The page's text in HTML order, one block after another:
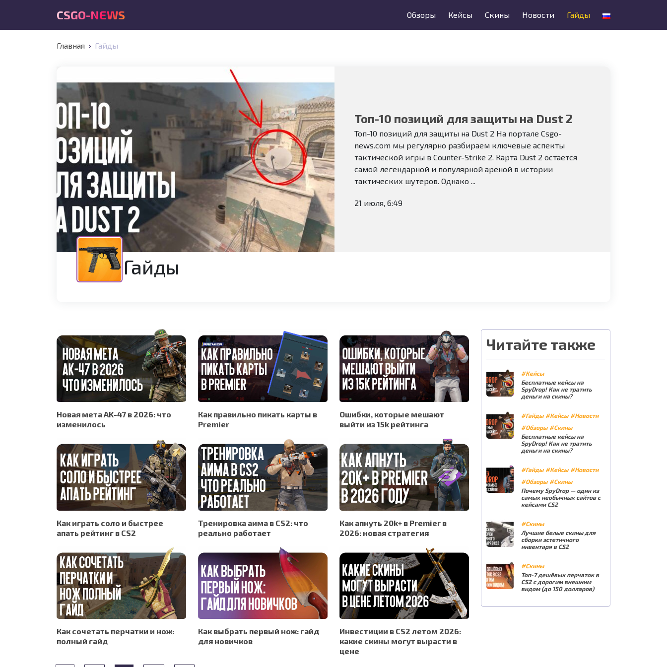
CSGO-NEWS Обзоры Кейсы Скины Новости Гайды
Главная Гайды
Топ-10 позиций для защиты на Dust 2
Топ-10 позиций для защиты на Dust 2 На портале Csgo-
news.com мы регулярно разбираем ключевые аспекты
тактической игры в Counter-Strike 2. Карта Dust 2 остается
самой легендарной и популярной ареной в истории
тактических шутеров. Однако ...
21 июля, 6:49
Гайды
Новая мета AK-47 в 2026: что
изменилось
Как правильно пикать карты в
Premier
Ошибки, которые мешают
выйти из 15k рейтинга
Как играть соло и быстрее
апать рейтинг в CS2
Тренировка аима в CS2: что
реально работает
Как апнуть 20k+ в Premier в
2026: новая стратегия
Как сочетать перчатки и нож:
полный гайд
Как выбрать первый нож: гайд
для новичков
Инвестиции в CS2 летом 2026:
какие скины могут вырасти в
цене
Читайте также
#Кейсы
Бесплатные кейсы на
SpyDrop! Как не тратить
деньги на скины?
#Гайды #Кейсы #Новости
#Обзоры #Скины
Бесплатные кейсы на
SpyDrop! Как не тратить
деньги на скины?
#Гайды #Кейсы #Новости
#Обзоры #Скины
Почему SpyDrop — один из
самых необычных сайтов с
кейсами CS2
#Скины
Лучшие белые скины для
сборки эстетичного
инвентаря в CS2
#Скины
Топ-7 дешёвых перчаток в
CS2 с дорогим внешним
видом (до 150 долларов)